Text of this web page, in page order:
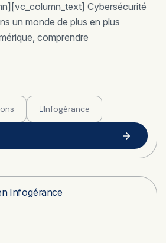
Cybersécurité
un monde de plus en plus
comprendre
Infogérance